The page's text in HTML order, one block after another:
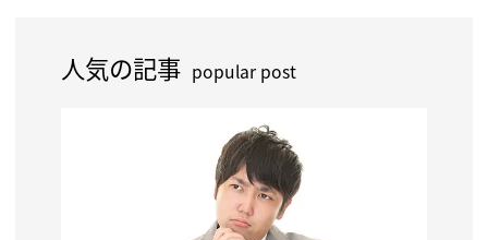
人気の記事 popular post